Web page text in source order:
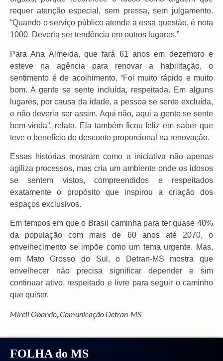
requer atenção especial, sem pressa, sem julgamento.
“Quando o serviço público atende a essa questão, é nota
1000. Deveria ser tendência em outros lugares.”
Para Ana Almeida, que fará 61 anos em dezembro e
esteve na agência para renovar a habilitação, o
sentimento é de acolhimento. “Foi muito rápido e muito
bom. A gente se sente incluída, respeitada. Em alguns
lugares, por causa da idade, a pessoa se sente excluída,
e não deveria ser assim. Aqui não, aqui a gente se sente
bem-vinda”, relata. Ela também ficou feliz em saber que
teve o benefício do desconto proporcional na renovação.
Essas histórias mostram como a iniciativa não apenas
agiliza processos, mas cria um ambiente onde os idosos
se sentem vistos, compreendidos e respeitados
exatamente o propósito que inspirou a criação dos
espaços exclusivos.
Em tempos em que o Brasil caminha para ter quase 40%
da população com mais de 60 anos até 2070, o
envelhecimento se impõe como um tema urgente. Mas,
em Mato Grosso do Sul, o Detran-MS mostra que
envelhecer não precisa significar depender e sim
continuar ativo, respeitado e livre para seguir o caminho
que quiser.
Mireli Obando, Comunicação Detran-MS
FOLHA do MS